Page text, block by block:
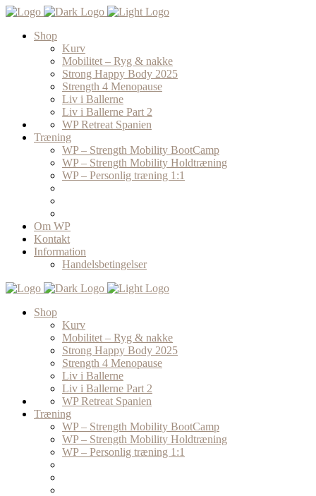
Shop
Kurv
Mobilitet – Ryg & nakke
Strong Happy Body 2025
Strength 4 Menopause
Liv i Ballerne
Liv i Ballerne Part 2
WP Retreat Spanien
Træning
WP – Strength Mobility BootCamp
WP – Strength Mobility Holdtræning
WP – Personlig træning 1:1
Om WP
Kontakt
Information
Handelsbetingelser
Shop
Kurv
Mobilitet – Ryg & nakke
Strong Happy Body 2025
Strength 4 Menopause
Liv i Ballerne
Liv i Ballerne Part 2
WP Retreat Spanien
Træning
WP – Strength Mobility BootCamp
WP – Strength Mobility Holdtræning
WP – Personlig træning 1:1